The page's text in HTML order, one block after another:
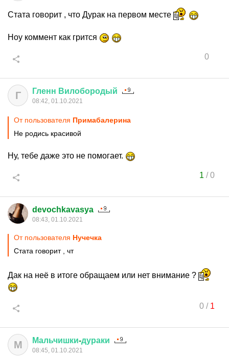
Стата говорит , что Дурак на первом месте
Ноу коммент как грится
0
Г Гленн Вилобородый
08:42, 01.10.2021
От пользователя Примaбaлерина
Не родись красивой
Ну, тебе даже это не помогает.
1 /0
devochkavasya
08:43, 01.10.2021
От пользователя Нучечка
Стата говорит , чт
Дак на неё в итоге обращаем или нет внимание ?
0/ 1
М Мальчишки-дураки
08:45, 01.10.2021